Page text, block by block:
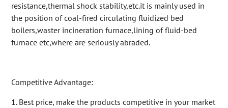
resistance,thermal shock stability,etc.it is mainly used in
the position of coal-fired circulating fluidized bed
boilers,waster incineration furnace,lining of fluid-bed
furnace etc,where are seriously abraded.
Competitive Advantage:
1. Best price, make the products competitive in your market